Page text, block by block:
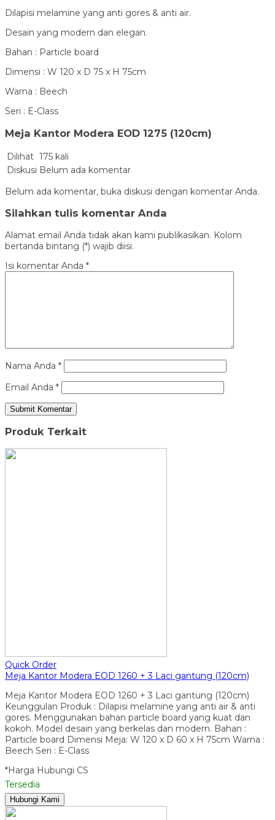
Dilapisi melamine yang anti gores & anti air.
Desain yang modern dan elegan.
Bahan : Particle board
Dimensi : W 120 x D 75 x H 75cm
Warna : Beech
Seri : E-Class
Meja Kantor Modera EOD 1275 (120cm)
Dilihat 175 kali
Diskusi Belum ada komentar
Belum ada komentar, buka diskusi dengan komentar Anda.
Silahkan tulis komentar Anda
Alamat email Anda tidak akan kami publikasikan. Kolom
bertanda bintang (*) wajib diisi.
Isi komentar Anda *
Nama Anda *
Email Anda *
Produk Terkait
Quick Order
Meja Kantor Modera EOD 1260 + 3 Laci gantung (120cm)
Meja Kantor Modera EOD 1260 + 3 Laci gantung (120cm)
Keunggulan Produk : Dilapisi melamine yang anti air & anti
gores. Menggunakan bahan particle board yang kuat dan
kokoh. Model desain yang berkelas dan modern. Bahan :
Particle board Dimensi Meja: W 120 x D 60 x H 75cm Warna :
Beech Seri : E-Class
*Harga Hubungi CS
Tersedia
Hubungi Kami